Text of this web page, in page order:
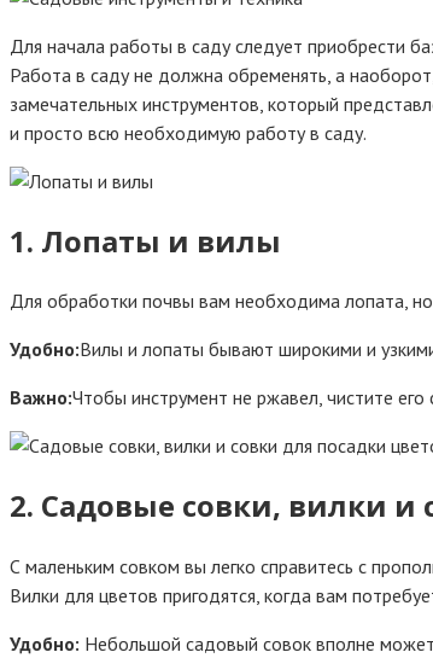
Для начала работы в саду следует приобрести
Работа в саду не должна обременять, а
замечательных инструментов, который
и просто всю необходимую работу в саду.
1. Лопаты и вилы
Для обработки почвы вам необходима лопата,
Удобно:Вилы и лопаты бывают широкими и
Важно:Чтобы инструмент не ржавел, чистите его
2. Садовые совки, вилки и
С маленьким совком вы легко справитесь с
Вилки для цветов пригодятся, когда вам
Удобно: Небольшой садовый совок вполне